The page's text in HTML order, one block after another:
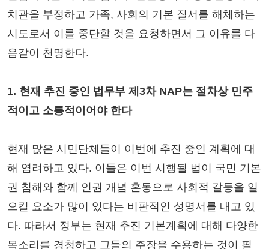
치관을 부정하고 가족, 사회의 기본 질서를 해체하는
시도로서 이를 중단할 것을 요청하면서 그 이유를 다
음같이 천명한다.
1. 현재 추진 중인 법무부 제3차 NAP는 절차상 민주
적이고 소통적이어야 한다
현재 많은 시민단체들이 이번에 추진 중인 계획에 대
해 염려하고 있다. 이들은 이번 시행될 법이 국민 기본
권 침해와 함께 인권 개념 혼동으로 사회적 갈등을 일
으킬 요소가 많이 있다는 비판적인 성명서를 내고 있
다. 따라서 정부는 현재 추진 기본계획에 대해 다양한
목소리를 경청하고 그들의 주장을 수용하는 것이 필